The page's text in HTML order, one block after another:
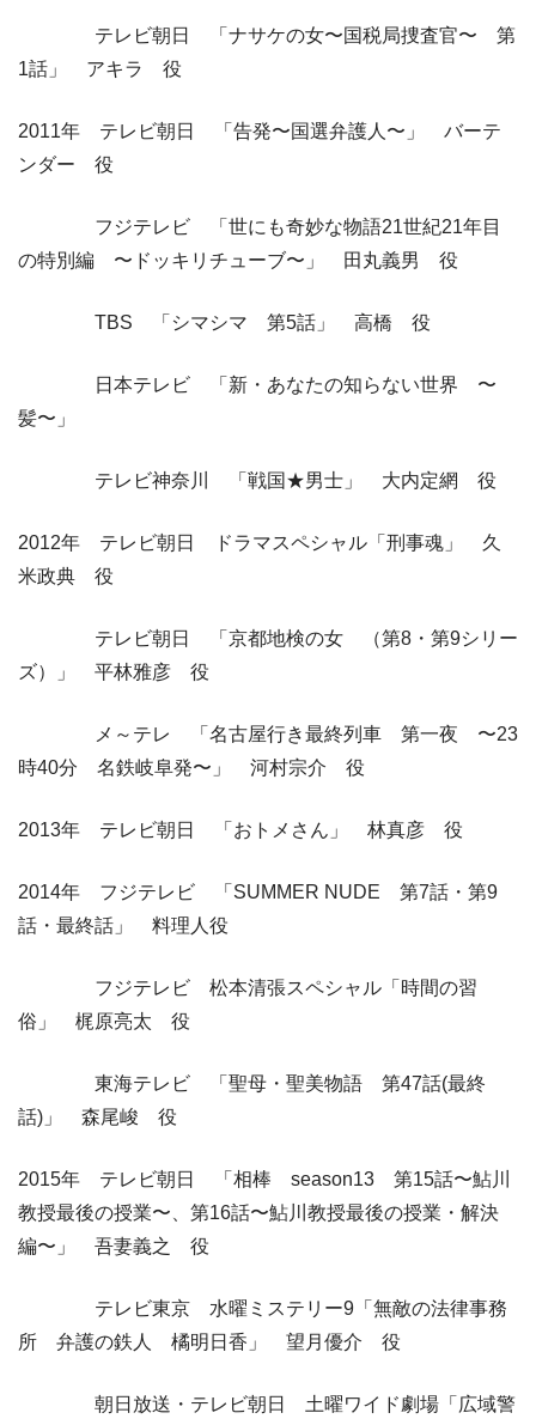
テレビ朝日 「ナサケの女〜国税局捜査官〜 第
1話」 アキラ 役
2011年 テレビ朝日 「告発〜国選弁護人〜」 バーテ
ンダー 役
フジテレビ 「世にも奇妙な物語21世紀21年目
の特別編 〜ドッキリチューブ〜」 田丸義男 役
TBS 「シマシマ 第5話」 高橋 役
日本テレビ 「新・あなたの知らない世界 〜
髪〜」
テレビ神奈川 「戦国★男士」 大内定網 役
2012年 テレビ朝日 ドラマスペシャル「刑事魂」 久
米政典 役
テレビ朝日 「京都地検の女 （第8・第9シリー
ズ）」 平林雅彦 役
メ～テレ 「名古屋行き最終列車 第一夜 〜23
時40分 名鉄岐阜発〜」 河村宗介 役
2013年 テレビ朝日 「おトメさん」 林真彦 役
2014年 フジテレビ 「SUMMER NUDE 第7話・第9
話・最終話」 料理人役
フジテレビ 松本清張スペシャル「時間の習
俗」 梶原亮太 役
東海テレビ 「聖母・聖美物語 第47話(最終
話)」 森尾峻 役
2015年 テレビ朝日 「相棒 season13 第15話〜鮎川
教授最後の授業〜、第16話〜鮎川教授最後の授業・解決
編〜」 吾妻義之 役
テレビ東京 水曜ミステリー9「無敵の法律事務
所 弁護の鉄人 橘明日香」 望月優介 役
朝日放送・テレビ朝日 土曜ワイド劇場「広域警